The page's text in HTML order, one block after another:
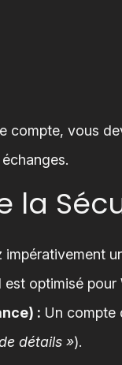
compte, vous
la
impérativement
est optimisé pour
: Un compte
détails »).